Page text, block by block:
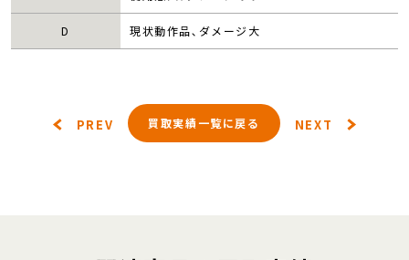
D 現状動作品､ダメージ大
PREV 買取実績一覧に戻る NEXT